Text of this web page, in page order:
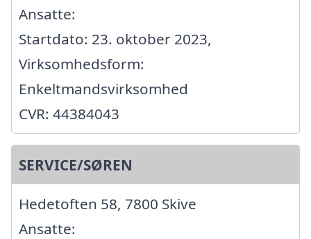
Ansatte:
Startdato: 23. oktober 2023,
Virksomhedsform:
Enkeltmandsvirksomhed
CVR: 44384043
SERVICE/SØREN
Hedetoften 58, 7800 Skive
Ansatte: